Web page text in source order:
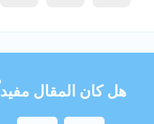
هل كان المقال مفيداً